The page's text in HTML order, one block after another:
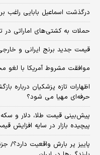
درگذشت اسماعیل بابایی راغب
حملات به کشتی‌های اماراتی در
قیمت جدید برنج ایرانی و
موافقت مشروط آمریکا با لغو
اظهارات تازه پزشکیان درباره
حرفه‌ای مهیا می شود؟
پیچیده بازار در سایه افزایش
پاییز پر بارش واقعیت دارد؟/